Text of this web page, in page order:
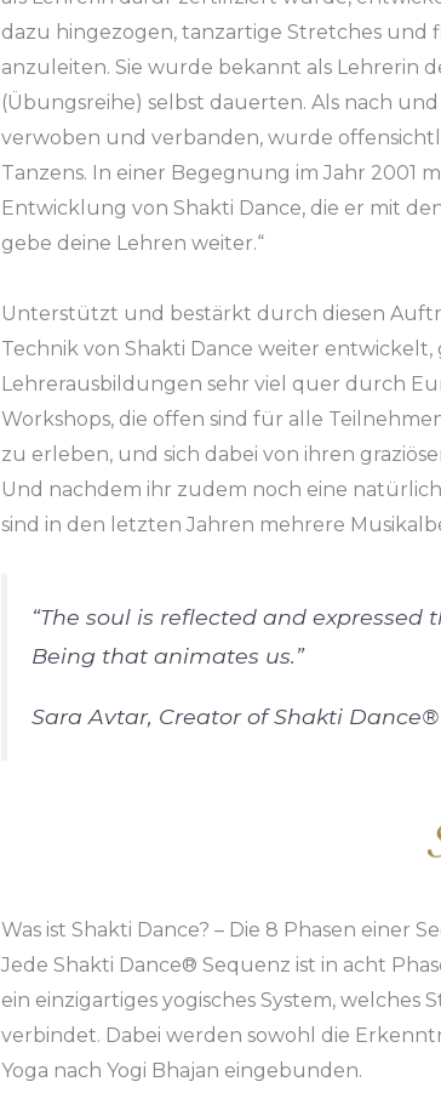
dazu hingezogen, tanzartige Stretches und
anzuleiten. Sie wurde bekannt als Lehrerin
(Übungsreihe) selbst dauerten. Als nach
verwoben und verbanden, wurde
Tanzens. In einer Begegnung im Jahr 2001
Entwicklung von Shakti Dance, die er mit
gebe deine Lehren weiter.“
Unterstützt und bestärkt durch diesen
Technik von Shakti Dance weiter
Lehrerausbildungen sehr viel quer durch
Workshops, die offen sind für alle
zu erleben, und sich dabei von ihren
Und nachdem ihr zudem noch eine
sind in den letzten Jahren mehrere
“The soul is reflected and
Being that animates us.”
Sara Avtar, Creator of Shakti Dance®
Was ist Shakti Dance? – Die 8 Phasen einer
Jede Shakti Dance® Sequenz ist in acht
ein einzigartiges yogisches System,
verbindet. Dabei werden sowohl die
Yoga nach Yogi Bhajan eingebunden.